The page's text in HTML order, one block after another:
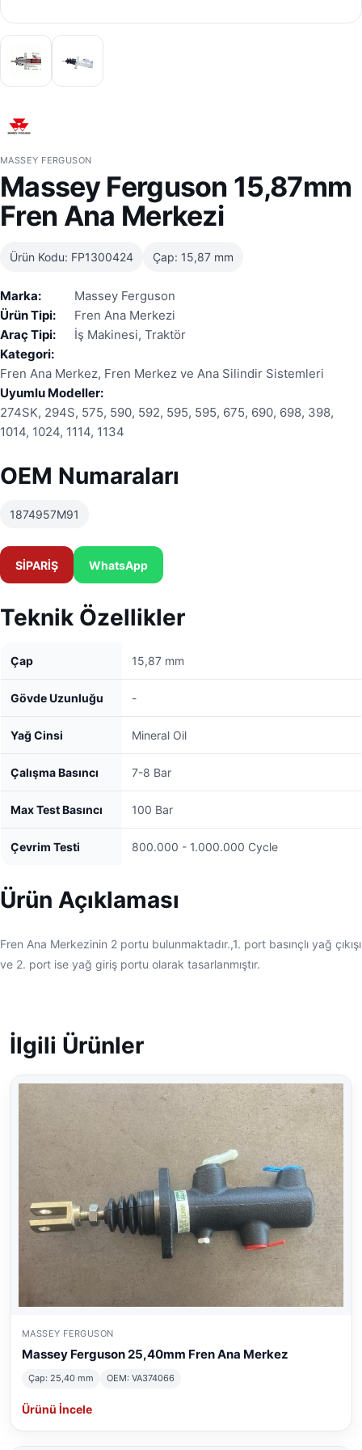
MASSEY FERGUSON
Massey Ferguson 15,87mm
Fren Ana Merkezi
Ürün Kodu: FP1300424 Çap: 15,87 mm
Marka:
Massey Ferguson
Ürün Tipi:
Fren Ana Merkezi
Araç Tipi:
İş Makinesi, Traktör
Kategori:
Fren Ana Merkez, Fren Merkez ve Ana Silindir Sistemleri
Uyumlu Modeller:
274SK, 294S, 575, 590, 592, 595, 595, 675, 690, 698, 398,
1014, 1024, 1114, 1134
OEM Numaraları
1874957M91
SİPARİŞ WhatsApp
Teknik Özellikler
Çap 15,87 mm
Gövde Uzunluğu -
Yağ Cinsi Mineral Oil
Çalışma Basıncı 7-8 Bar
Max Test Basıncı 100 Bar
Çevrim Testi 800.000 - 1.000.000 Cycle
Ürün Açıklaması
Fren Ana Merkezinin 2 portu bulunmaktadır.,1. port basınçlı yağ çıkışı
ve 2. port ise yağ giriş portu olarak tasarlanmıştır.
İlgili Ürünler
MASSEY FERGUSON
Massey Ferguson 25,40mm Fren Ana Merkez
Çap: 25,40 mm OEM: VA374066
Ürünü İncele